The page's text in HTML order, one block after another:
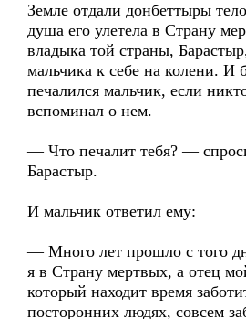
Земле отдали донбеттыры
душа его улетела в Страну
владыка той страны,
мальчика к себе на колени. И
печалился мальчик, если
вспоминал о нем.
— Что печалит тебя? —
Барастыр.
И мальчик ответил ему:
— Много лет прошло с того
я в Страну мертвых, а отец
который находит время
посторонних людях, совсем